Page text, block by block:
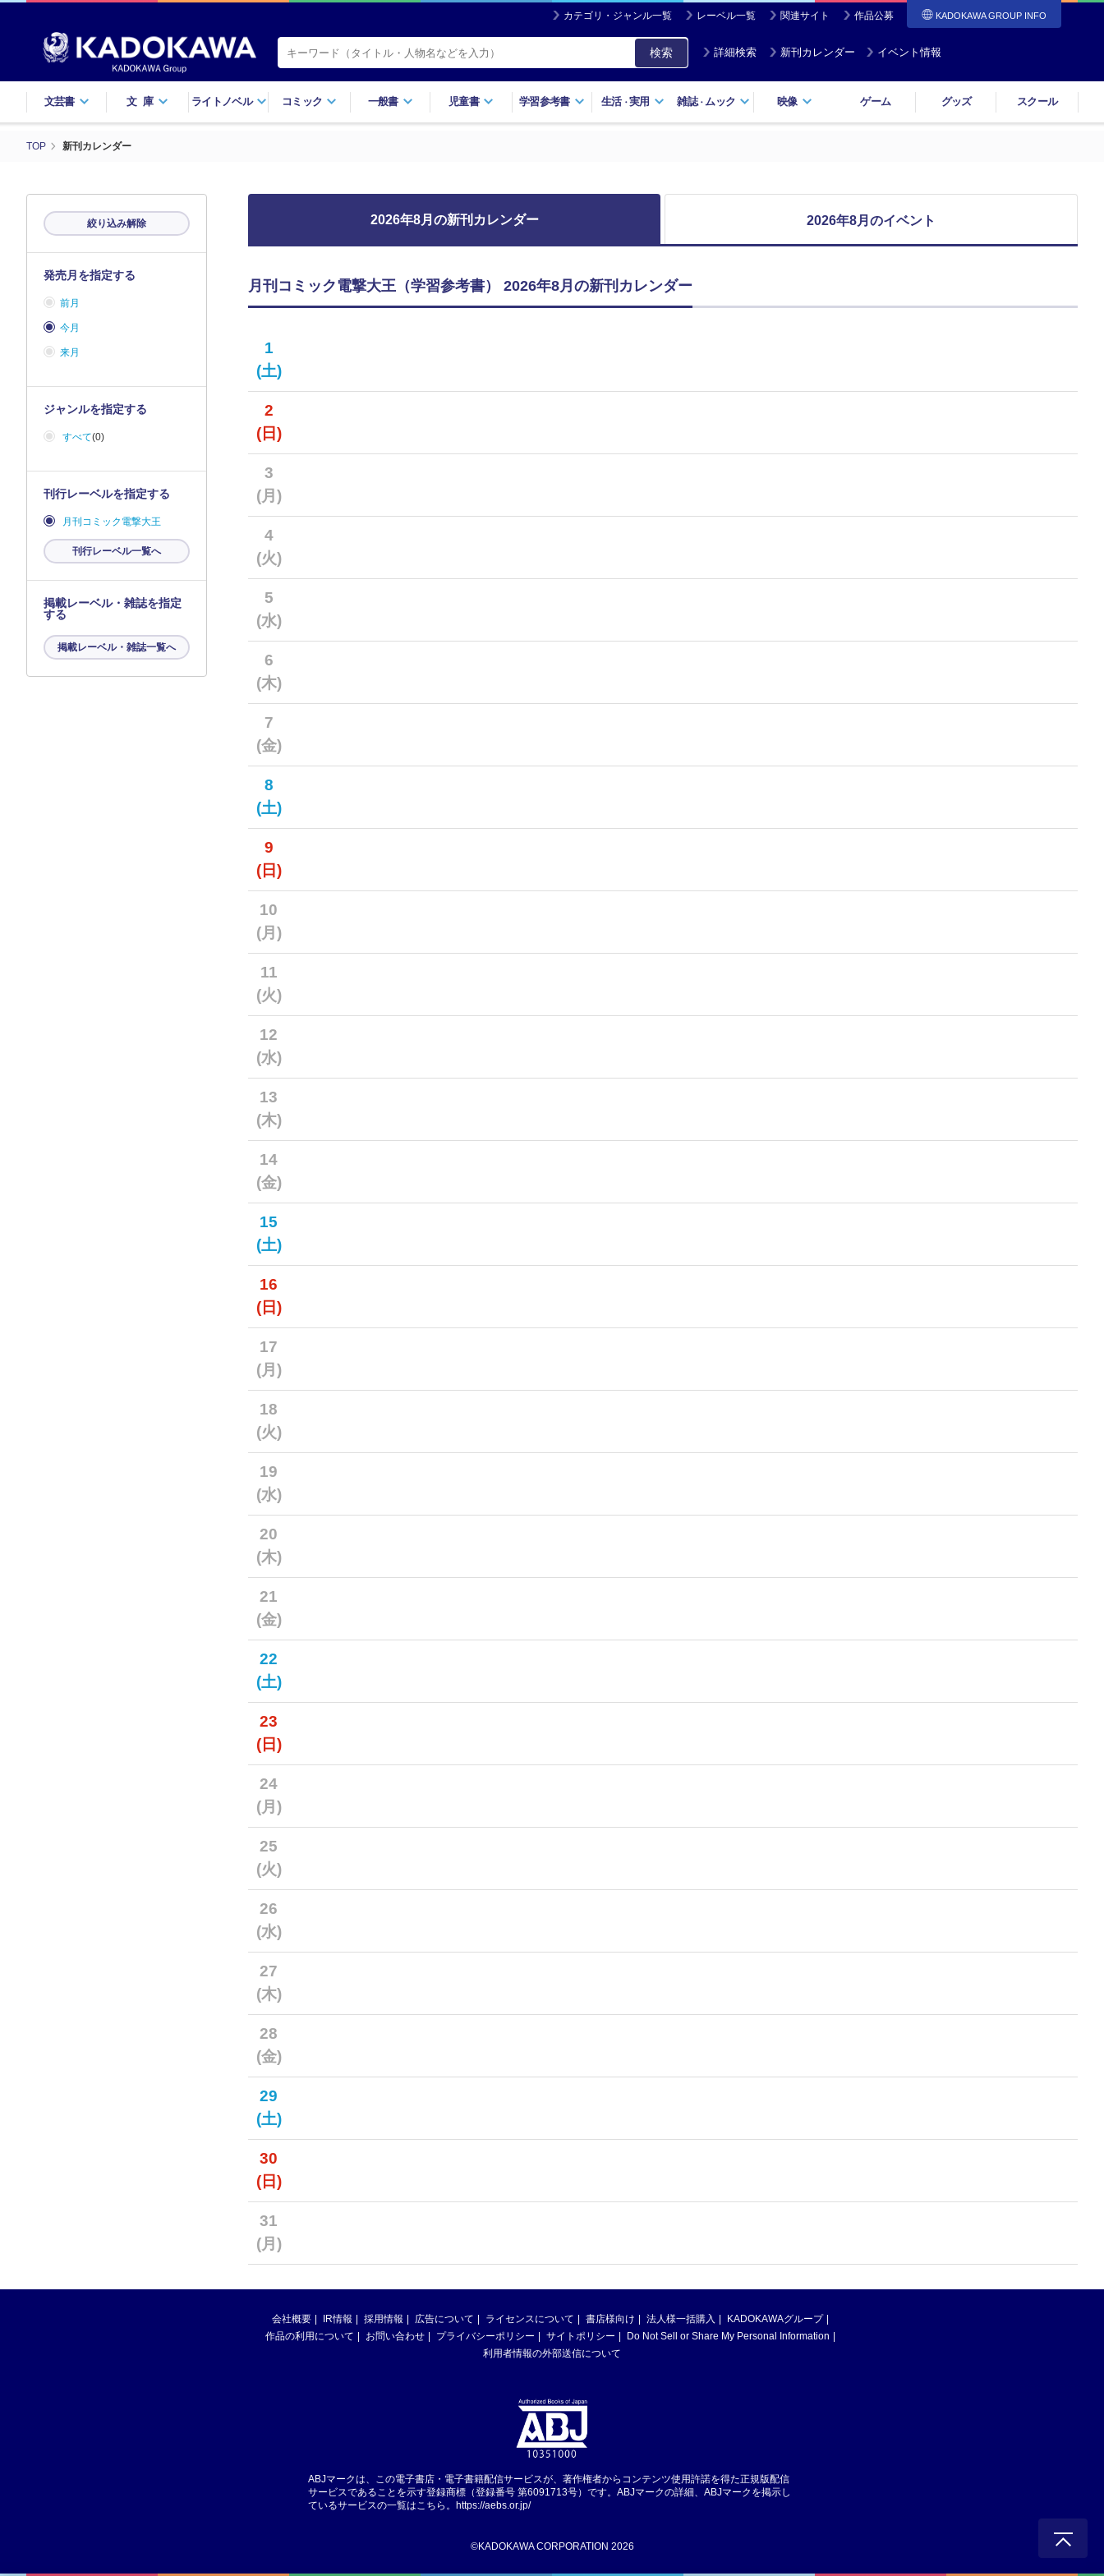
カテゴリ・ジャンル一覧 レーベル一覧 関連サイト 作品公募 KADOKAWA GROUP INFO
検索 詳細検索 新刊カレンダー イベント情報
文芸書 文庫 ライトノベル コミック 一般書 児童書 学習参考書 生活・実用 雑誌・ ムック 映像 ゲーム グッズ スクール
TOP 新刊カレンダー
2026年8月の新刊カレンダー 2026年8月のイベント
月刊コミック電撃大王（学習参考書） 2026年8月の新刊カレンダー
1
(土)
2
(日)
3
(月)
4
(火)
5
(水)
6
(木)
7
(金)
8
(土)
9
(日)
10
(月)
11
(火)
12
(水)
13
(木)
14
(金)
15
(土)
16
(日)
17
(月)
18
(火)
19
(水)
20
(木)
21
(金)
22
(土)
23
(日)
24
(月)
25
(火)
26
(水)
27
(木)
28
(金)
29
(土)
30
(日)
31
(月)
絞り込み解除
発売月を指定する
前月
今月
来月
ジャンルを指定する
すべて(0)
刊行レーベルを指定する
月刊コミック電撃大王
刊行レーベル一覧へ
掲載レーベル・雑誌を指定
する
掲載レーベル・雑誌一覧へ
会社概要 IR情報 採用情報 広告について ライセンスについて 書店様向け 法人様一括購入
KADOKAWAグループ
作品の利用について
お問い合わせ プライバシーポリシー サイトポリシー
Do Not Sell or Share My Personal Information
利用者情報の外部送信について
ABJマークは、この電子書店・電子書籍配信サービスが、著作権者からコンテンツ使用許諾を得た正規版配信
サービスであることを示す登録商標（登録番号 第6091713号）です。ABJマークの詳細、ABJマークを掲示し
ているサービスの一覧はこちら。 https://aebs.or.jp/
©KADOKAWA CORPORATION 2026